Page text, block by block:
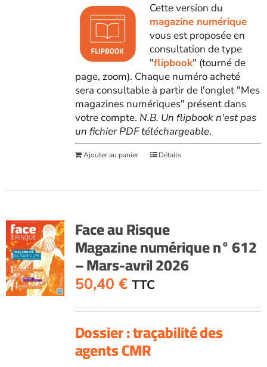
Cette version du
magazine numérique
vous est proposée en
consultation de type
"flipbook" (tourné de
page, zoom). Chaque numéro acheté
sera consultable à partir de l'onglet "Mes
magazines numériques" présent dans
votre compte. N.B. Un flipbook n'est pas
un fichier PDF téléchargeable.
Ajouter au panier Détails
Face au Risque
Magazine numérique n° 612
– Mars-avril 2026
50,40 € TTC
Dossier : traçabilité des
agents CMR